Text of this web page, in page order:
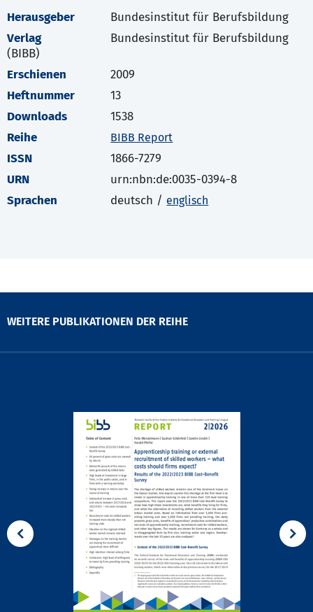
Herausgeber
Bundesinstitut für Berufsbildung
Verlag
Bundesinstitut für Berufsbildung
(BIBB)
Erschienen
2009
Heftnummer
13
Downloads
1538
Reihe
BIBB Report
ISSN
1866-7279
URN
urn:nbn:de:0035-0394-8
Sprachen
deutsch / englisch
WEITERE PUBLIKATIONEN DER REIHE